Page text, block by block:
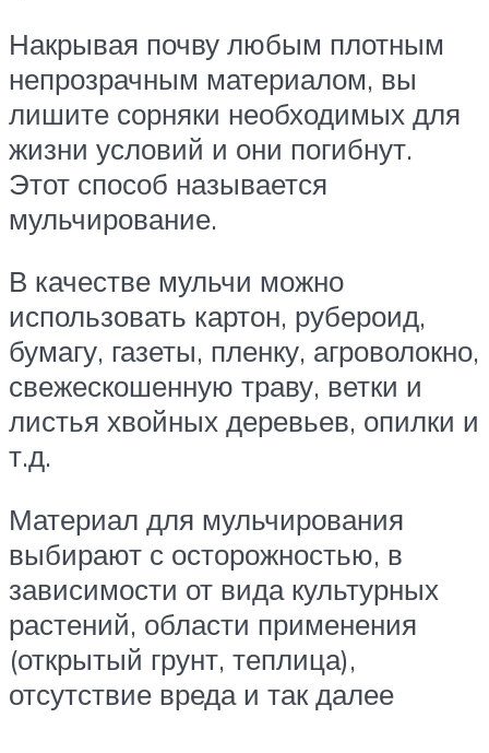
Накрывая почву любым плотным
непрозрачным материалом, вы
лишите сорняки необходимых для
жизни условий и они погибнут.
Этот способ называется
мульчирование.
В качестве мульчи можно
использовать картон, рубероид,
бумагу, газеты, пленку, агроволокно,
свежескошенную траву, ветки и
листья хвойных деревьев, опилки и
т.д.
Материал для мульчирования
выбирают с осторожностью, в
зависимости от вида культурных
растений, области применения
(открытый грунт, теплица),
отсутствие вреда и так далее